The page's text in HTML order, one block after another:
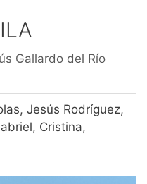
Gallardo del Río
Jesús Rodríguez,
Cristina,